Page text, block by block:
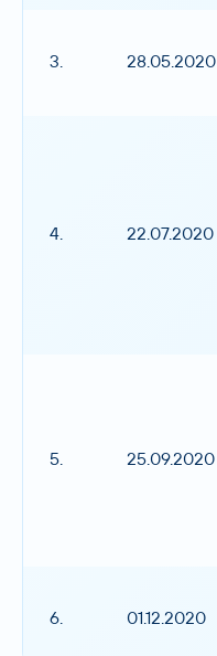
3. 28.05.2020
4. 22.07.2020
5. 25.09.2020
6. 01.12.2020